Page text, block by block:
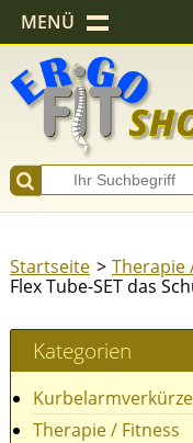
MENÜ
Startseite Therapie
Flex Tube-SET das
Kategorien
Therapie / Fitness